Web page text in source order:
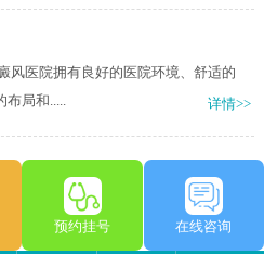
风医院拥有良好的医院环境、舒适的
布局和.....
详情>>
预约挂号 在线咨询